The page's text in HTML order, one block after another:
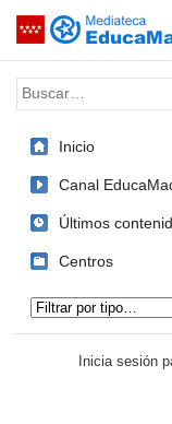
Saltar navegación
Palabra o frase:
Inicio
Canal
Últimos
Centros
Inicia sesión